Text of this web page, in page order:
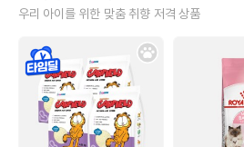
우리 아이를 위한 맞춤 취향 저격 상품